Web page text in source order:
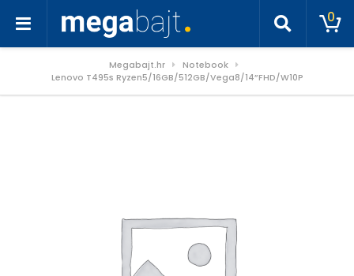
0
Megabajt.hr
Notebook
Lenovo T495s Ryzen5/16GB/512GB/Vega8/14”FHD/W10P